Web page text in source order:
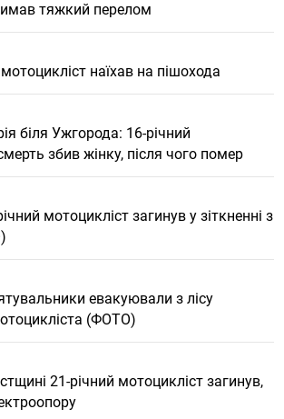
тяжкий перелом
наїхав на пішохода
біля Ужгорода: 16-річний
збив жінку, після чого помер
мотоцикліст загинув у зіткненні з
евакуювали з лісу
(ФОТО)
21-річний мотоцикліст загинув,